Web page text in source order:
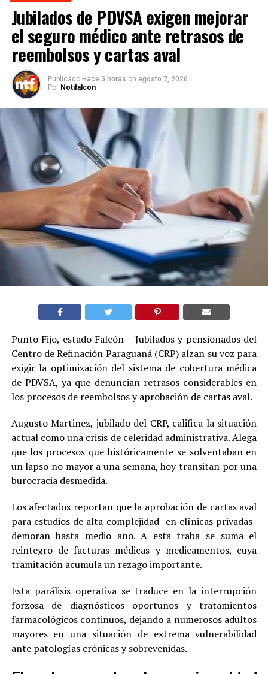
Jubilados de PDVSA exigen mejorar
el seguro médico ante retrasos de
reembolsos y cartas aval
Publicado Hace 5 horas on agosto 7, 2026
Por Notifalcon
Punto Fijo, estado Falcón – Jubilados y pensionados del
Centro de Refinación Paraguaná (CRP) alzan su voz para
exigir la optimización del sistema de cobertura médica
de PDVSA, ya que denuncian retrasos considerables en
los procesos de reembolsos y aprobación de cartas aval.
Augusto Martinez, jubilado del CRP, califica la situación
actual como una crisis de celeridad administrativa. Alega
que los procesos que históricamente se solventaban en
un lapso no mayor a una semana, hoy transitan por una
burocracia desmedida.
Los afectados reportan que la aprobación de cartas aval
para estudios de alta complejidad -en clínicas privadas-
demoran hasta medio año. A esta traba se suma el
reintegro de facturas médicas y medicamentos, cuya
tramitación acumula un rezago importante.
Esta parálisis operativa se traduce en la interrupción
forzosa de diagnósticos oportunos y tratamientos
farmacológicos continuos, dejando a numerosos adultos
mayores en una situación de extrema vulnerabilidad
ante patologías crónicas y sobrevenidas.